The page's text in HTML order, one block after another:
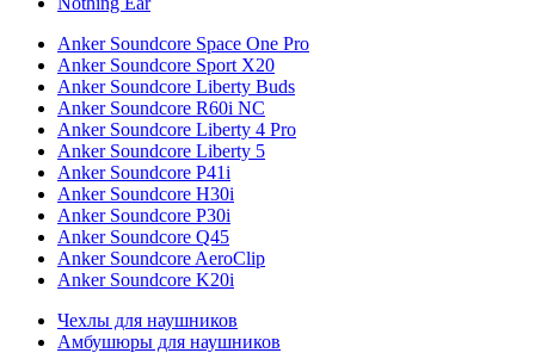
Anker Soundcore Space One Pro
Anker Soundcore Sport X20
Anker Soundcore Liberty Buds
Anker Soundcore R60i NC
Anker Soundcore Liberty 4 Pro
Anker Soundcore Liberty 5
Anker Soundcore P41i
Anker Soundcore H30i
Anker Soundcore P30i
Anker Soundcore Q45
Anker Soundcore AeroClip
Anker Soundcore K20i
Чехлы для наушников
Амбушюры для наушников